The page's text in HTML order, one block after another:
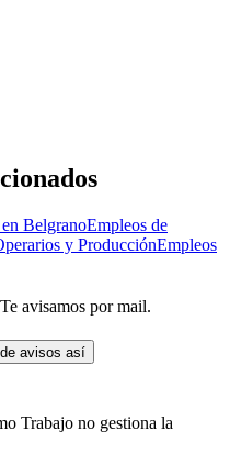
BelgranoEmpleos de
y ProducciónEmpleos
avisamos por mail.
avisos así
Trabajo no gestiona la